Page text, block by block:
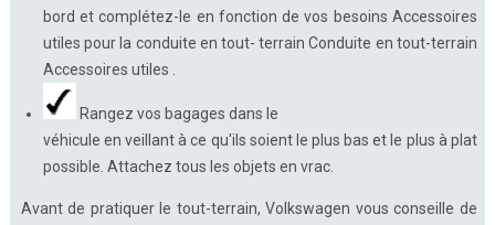
bord et complétez-le en fonction de vos besoins Accessoires
utiles pour la conduite en tout- terrain Conduite en tout-terrain
Accessoires utiles .
Rangez vos bagages dans le
véhicule en veillant à ce qu'ils soient le plus bas et le plus à plat
possible. Attachez tous les objets en vrac.
Avant de pratiquer le tout-terrain, Volkswagen vous conseille de